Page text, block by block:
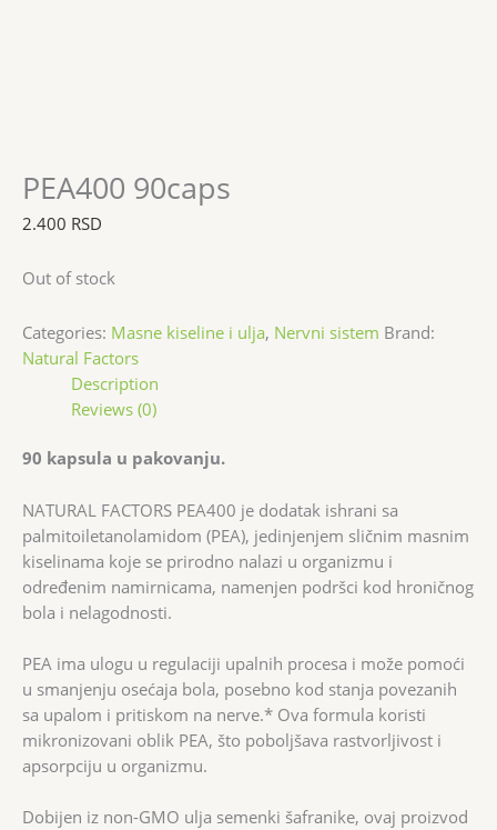
PEA400 90caps
2.400 RSD
Out of stock
Categories: Masne kiseline i ulja, Nervni sistem Brand:
Natural Factors
Description
Reviews (0)
90 kapsula u pakovanju.
NATURAL FACTORS PEA400 je dodatak ishrani sa
palmitoiletanolamidom (PEA), jedinjenjem sličnim masnim
kiselinama koje se prirodno nalazi u organizmu i
određenim namirnicama, namenjen podršci kod hroničnog
bola i nelagodnosti.
PEA ima ulogu u regulaciji upalnih procesa i može pomoći
u smanjenju osećaja bola, posebno kod stanja povezanih
sa upalom i pritiskom na nerve.* Ova formula koristi
mikronizovani oblik PEA, što poboljšava rastvorljivost i
apsorpciju u organizmu.
Dobijen iz non-GMO ulja semenki šafranike, ovaj proizvod